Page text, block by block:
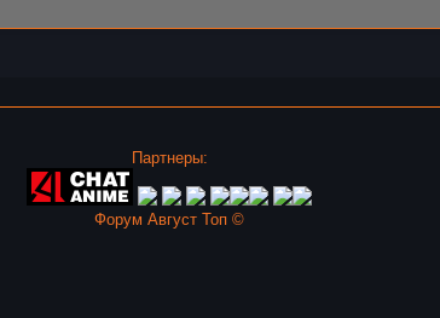
Партнеры:
Форум Август Топ ©